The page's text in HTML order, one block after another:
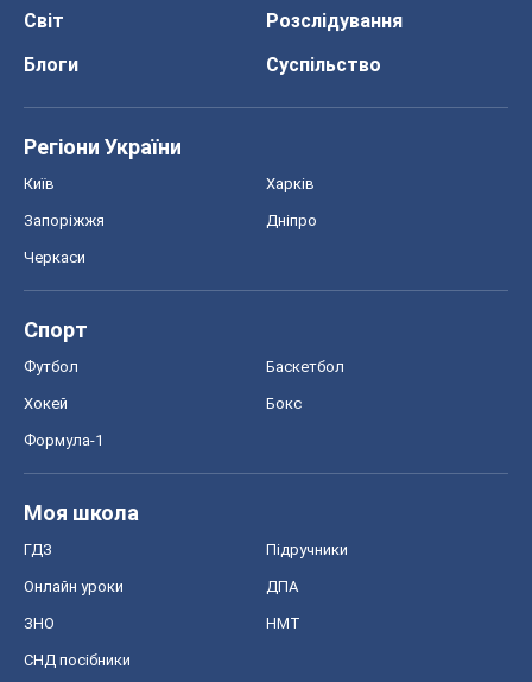
Світ
Розслідування
Блоги
Суспільство
Регіони України
Київ Харків
Запоріжжя Дніпро
Черкаси
Спорт
Футбол Баскетбол
Хокей Бокс
Формула-1
Моя школа
ГДЗ Підручники
Онлайн уроки ДПА
ЗНО НМТ
СНД посібники